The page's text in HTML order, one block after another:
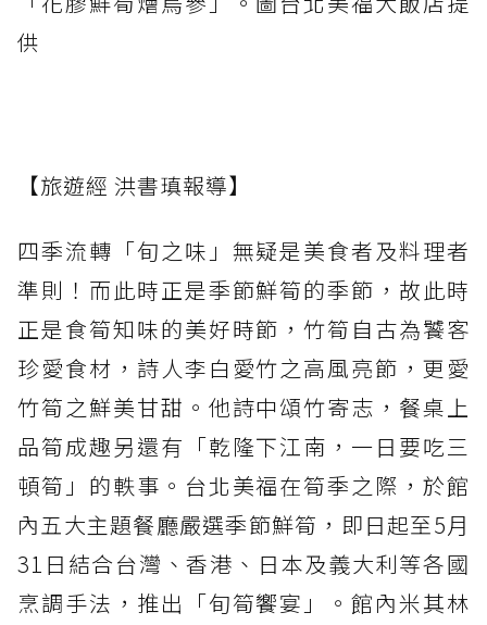
供
【旅遊經 洪書瑱報導】
四季流轉「旬之味」無疑是美食者及料理者
準則！而此時正是季節鮮筍的季節，故此時
正是食筍知味的美好時節，竹筍自古為饕客
珍愛食材，詩人李白愛竹之高風亮節，更愛
竹筍之鮮美甘甜。他詩中頌竹寄志，餐桌上
品筍成趣另還有「乾隆下江南，一日要吃三
頓筍」的軼事。台北美福在筍季之際，於館
內五大主題餐廳嚴選季節鮮筍，即日起至5月
31日結合台灣、香港、日本及義大利等各國
烹調手法，推出「旬筍饗宴」。館內米其林